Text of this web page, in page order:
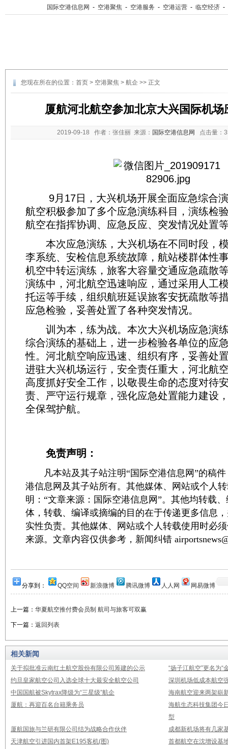
国际空港信息网 - 空港聚焦 - 空港服务 - 空港运营 - 临空经济 -
您现在所在的位置： 首页 > 空港聚焦 > 航企 >> 正文
厦航河北航空参加北京大兴国际机场
2019-09-18 作者：张佳丽 来源： 国际空港信息网 点击量：
9月17日，大兴机场开展全面应急综合演
航空积极参加了多个应急演练科目，演练检
航空在指挥协调、应急反应、突发情况处置
本次应急演练，大兴机场在不同时段，
李系统、安检信息系统故障，航站楼群体性
机空中转运演练，旅客大容量交通应急疏散
演练中，河北航空迅速响应，通过采用人工
托运等手续，组织航班延误旅客安抚疏散等
应急检验，妥善处置了各种突发情况。
训为本，练为战。本次大兴机场应急演
综合演练的基础上，进一步检验各单位的应
性。河北航空响应迅速、组织有序，妥善处
进驻大兴机场运行，安全责任重大，河北航
高度抓好安全工作，以敬畏生命的态度对待
责、严守运行规章，强化应急处置能力建设
全保驾护航。
免责声明：
凡本站及其子站注明“国际空港信息网”的稿件
港信息网及其子站所有。其他媒体、网站或个人
明：“文章来源：国际空港信息网”。其他均转载
体，转载、编译或摘编的目的在于传递更多信息
实性负责。其他媒体、网站或个人转载使用时必
来源。文章内容仅供参考，新闻纠错
分享到： QQ空间 新浪微博 腾讯微博 人人网 网易微博
上一篇： 华夏航空推付费会员制 航司与旅客可双赢
下一篇： 返回列表
相关新闻
关于拟批准云南红土航空股份有限公司筹建的公示
“扬子江航空”更名为“
约旦皇家航空公司入选全球十大最安全航空公司
深圳机场低成本航空
中国国航被Skytrax降级为“三星级”航企
海南航空迎来两架崭
厦航：再迎百名台籍乘务员
海航生态科技集团今
型
厦航国旅与兰研有限公司结为战略合作伙伴
成都新机场将有几家
天津航空引进国内首架E195客机(图)
首都航空在沈增设基